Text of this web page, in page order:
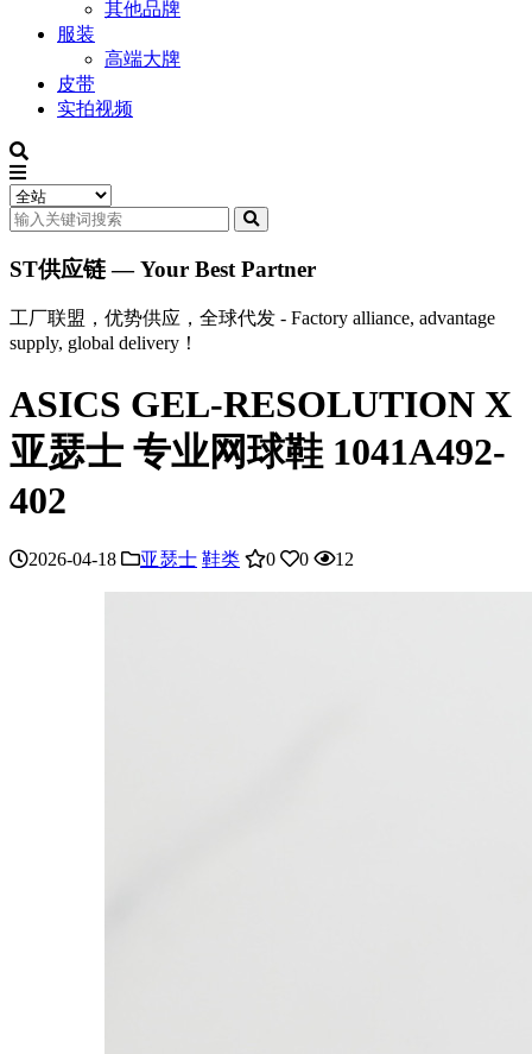
其他品牌
服装
高端大牌
皮带
实拍视频
ST供应链 — Your Best Partner
工厂联盟，优势供应，全球代发 - Factory alliance, advantage
supply, global delivery！
ASICS GEL-RESOLUTION X
亚瑟士 专业网球鞋 1041A492-
402
2026-04-18 亚瑟士 鞋类 0 0 12